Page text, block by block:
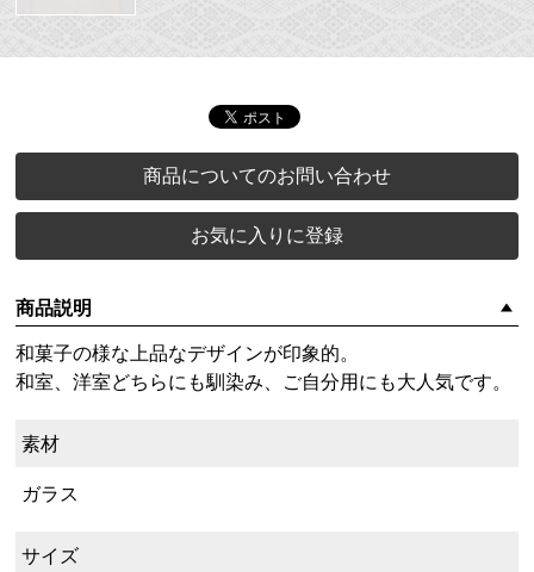
商品についてのお問い合わせ
お気に入りに登録
商品説明
和菓子の様な上品なデザインが印象的。
和室、洋室どちらにも馴染み、ご自分用にも大人気です。
素材
ガラス
サイズ